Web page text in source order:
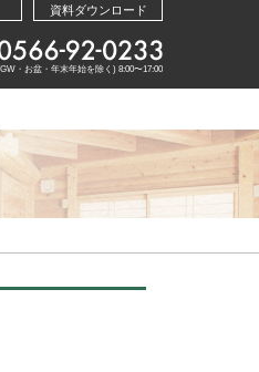
資料ダウンロード
・お盆・年末年始を除く) 8:00〜17:00